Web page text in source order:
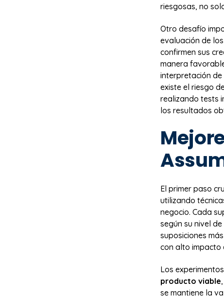
riesgosas, no
Otro desafío
evaluación de
confirmen sus
manera
interpretación de
existe el riesgo
realizando tests
los resultados
El primer paso
utilizando
negocio. Cada
según su nivel
suposiciones
con alto impacto
Los
producto viable
se mantiene la